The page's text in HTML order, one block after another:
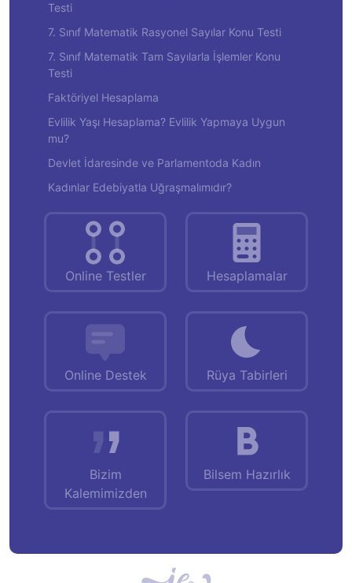
Testi
7. Sınıf Matematik Rasyonel Sayılar Konu Testi
7. Sınıf Matematik Tam Sayılarla İşlemler Konu
Testi
Faktöriyel Hesaplama
Evlilik Yaşı Hesaplama? Evlilik Yapmaya Uygun
mu?
Devlet İdaresinde ve Parlamentoda Kadın
Kadınlar Edebiyatla Uğraşmalımıdır?
Online Testler Hesaplamalar
Online Destek Rüya Tabirleri
Bizim
Kalemimizden
Bilsem Hazırlık